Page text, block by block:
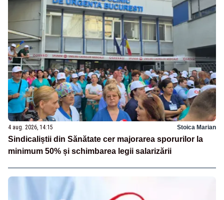
4 aug. 2026, 14:15 Stoica Marian
Sindicaliștii din Sănătate cer majorarea sporurilor la
minimum 50% și schimbarea legii salarizării